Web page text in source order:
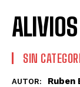
SIN
AUTOR: Ruben